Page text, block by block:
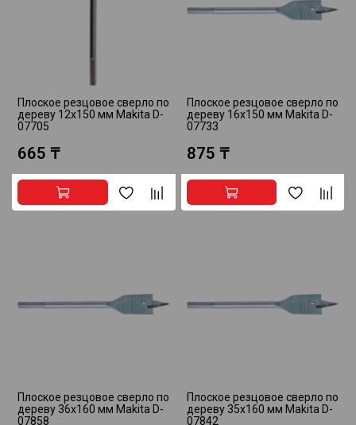
Плоское резцовое сверло по
дереву 12х150 мм Makita D-
07705
665 ₸
Плоское резцовое сверло по
дереву 16x150 мм Makita D-
07733
875 ₸
Плоское резцовое сверло по
дереву 36x160 мм Makita D-
07858
Плоское резцовое сверло по
дереву 35x160 мм Makita D-
07842